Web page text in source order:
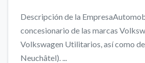
Descripción de la
concesionario de las marcas
Volkswagen Utilitarios, así como de
Neuchâtel). ...